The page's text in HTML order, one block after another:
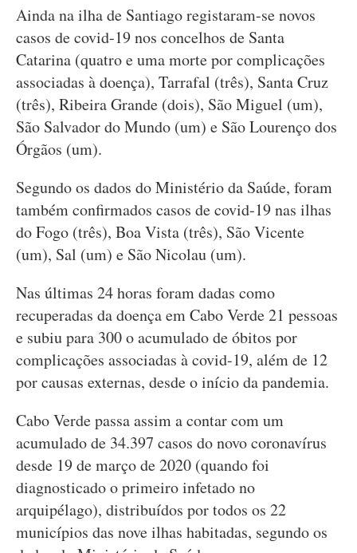
Ainda na ilha de Santiago registaram-se novos
casos de covid-19 nos concelhos de Santa
Catarina (quatro e uma morte por complicações
associadas à doença), Tarrafal (três), Santa Cruz
(três), Ribeira Grande (dois), São Miguel (um),
São Salvador do Mundo (um) e São Lourenço dos
Órgãos (um).
Segundo os dados do Ministério da Saúde, foram
também confirmados casos de covid-19 nas ilhas
do Fogo (três), Boa Vista (três), São Vicente
(um), Sal (um) e São Nicolau (um).
Nas últimas 24 horas foram dadas como
recuperadas da doença em Cabo Verde 21 pessoas
e subiu para 300 o acumulado de óbitos por
complicações associadas à covid-19, além de 12
por causas externas, desde o início da pandemia.
Cabo Verde passa assim a contar com um
acumulado de 34.397 casos do novo coronavírus
desde 19 de março de 2020 (quando foi
diagnosticado o primeiro infetado no
arquipélago), distribuídos por todos os 22
municípios das nove ilhas habitadas, segundo os